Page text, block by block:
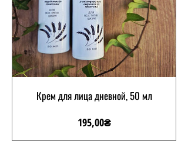
Крем для лица дневной, 50 мл
195,00₴Ціна